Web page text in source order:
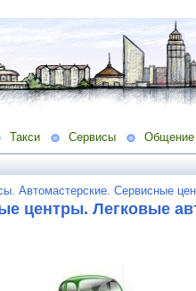
Такси Сервисы Общение
Автомастерские. Сервисные
центры. Легковые